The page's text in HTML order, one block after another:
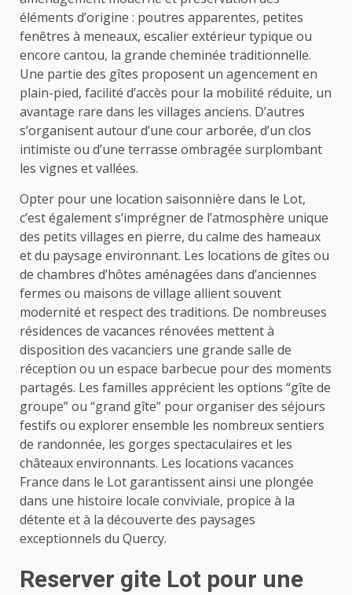
éléments d’origine : poutres apparentes, petites
fenêtres à meneaux, escalier extérieur typique ou
encore cantou, la grande cheminée traditionnelle.
Une partie des gîtes proposent un agencement en
plain-pied, facilité d’accès pour la mobilité réduite, un
avantage rare dans les villages anciens. D’autres
s’organisent autour d’une cour arborée, d’un clos
intimiste ou d’une terrasse ombragée surplombant
les vignes et vallées.
Opter pour une location saisonnière dans le Lot,
c’est également s’imprégner de l’atmosphère unique
des petits villages en pierre, du calme des hameaux
et du paysage environnant. Les locations de gîtes ou
de chambres d’hôtes aménagées dans d’anciennes
fermes ou maisons de village allient souvent
modernité et respect des traditions. De nombreuses
résidences de vacances rénovées mettent à
disposition des vacanciers une grande salle de
réception ou un espace barbecue pour des moments
partagés. Les familles apprécient les options “gîte de
groupe” ou “grand gîte” pour organiser des séjours
festifs ou explorer ensemble les nombreux sentiers
de randonnée, les gorges spectaculaires et les
châteaux environnants. Les locations vacances
France dans le Lot garantissent ainsi une plongée
dans une histoire locale conviviale, propice à la
détente et à la découverte des paysages
exceptionnels du Quercy.
Reserver gite Lot pour une